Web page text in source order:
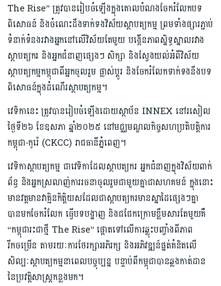
The Rise” ត្រូវបានរៀបចំឡើងក្នុងគោលបំណងចែករំលែកបទ
ពិសោធន៍ និងចំណេះដឹងទាក់ទងវិស័យស្ថាបត្យកម្ម ព្រមទាំង​ផ្សារភ្ជាប់
ទំនាក់ទំនងរវាងអ្នកនៅលើវិស័យតែមួយ បង្កើនភាពស្និទ្ធស្នាលរវាង
ស្ថាបត្យករ និងអ្នកជំនាញផ្សេងៗ សិក្សា និងស្វែងយល់អំពីវិស័យ
ស្ថាបត្យកម្មកម្ពុជាពីអ្នកចូលរួម ផ្លាស់ប្ដូរ និងចែករំលែកទាក់ទងនឹងបទ
ពិសោធន៍ក្នុងដំណើរស្ថាបត្យកម្ម។
វេទិកានេះ ត្រូវបានរៀបចំឡើងដោយស្ថាប័ន INNEX នៅរសៀល
ថ្ងៃទី២៦ ខែឧសភា ឆ្នាំ២០២៥ នៅមជ្ឈមណ្ឌលកិច្ចសហប្រតិបត្តិការ
កម្ពុជា-កូរ៉េ (CKCC) រាជធានីភ្នំពេញ។
វេទិកាស្ថាបត្យកម្ម ជាវេទិកាដែលស្ថាបត្យករ អ្នកជំនាញក្នុងវិស័យពាក់
ព័ន្ធ និងអ្នកស្រលាញ់ការរចនាចូលរួមជាមួយគ្នាជាសហគមន៍ ក្នុងនោះ
មានវត្តមានវាគ្មិនកិត្តិយសដែលជាស្ថាបត្យករមានស្នាដៃផ្សេងៗគ្នា
បានមកចែករំលែក ធ្វើបទបង្ហាញ និងជជែកក្រោមខ្លឹមសារតែមួយគឺ
“កម្ពុជារះជាថ្មី The Rise” ផ្ដោតទៅលើការឆ្លុះបញ្ចាំងពីភាព
រីកចម្រើន តាមរយៈការថែរក្សាអភិរក្ស និងអភិវឌ្ឍន៍ផ្នត់គំនិតលើ
សិល្បៈស្ថាបត្យកម្មនាពេលបច្ចុប្បន្ន បន្ទាប់ពីកម្ពុជាបានឆ្លងកាត់ដាន
នៃប្រវត្តិសាស្រ្តកន្លងមក។